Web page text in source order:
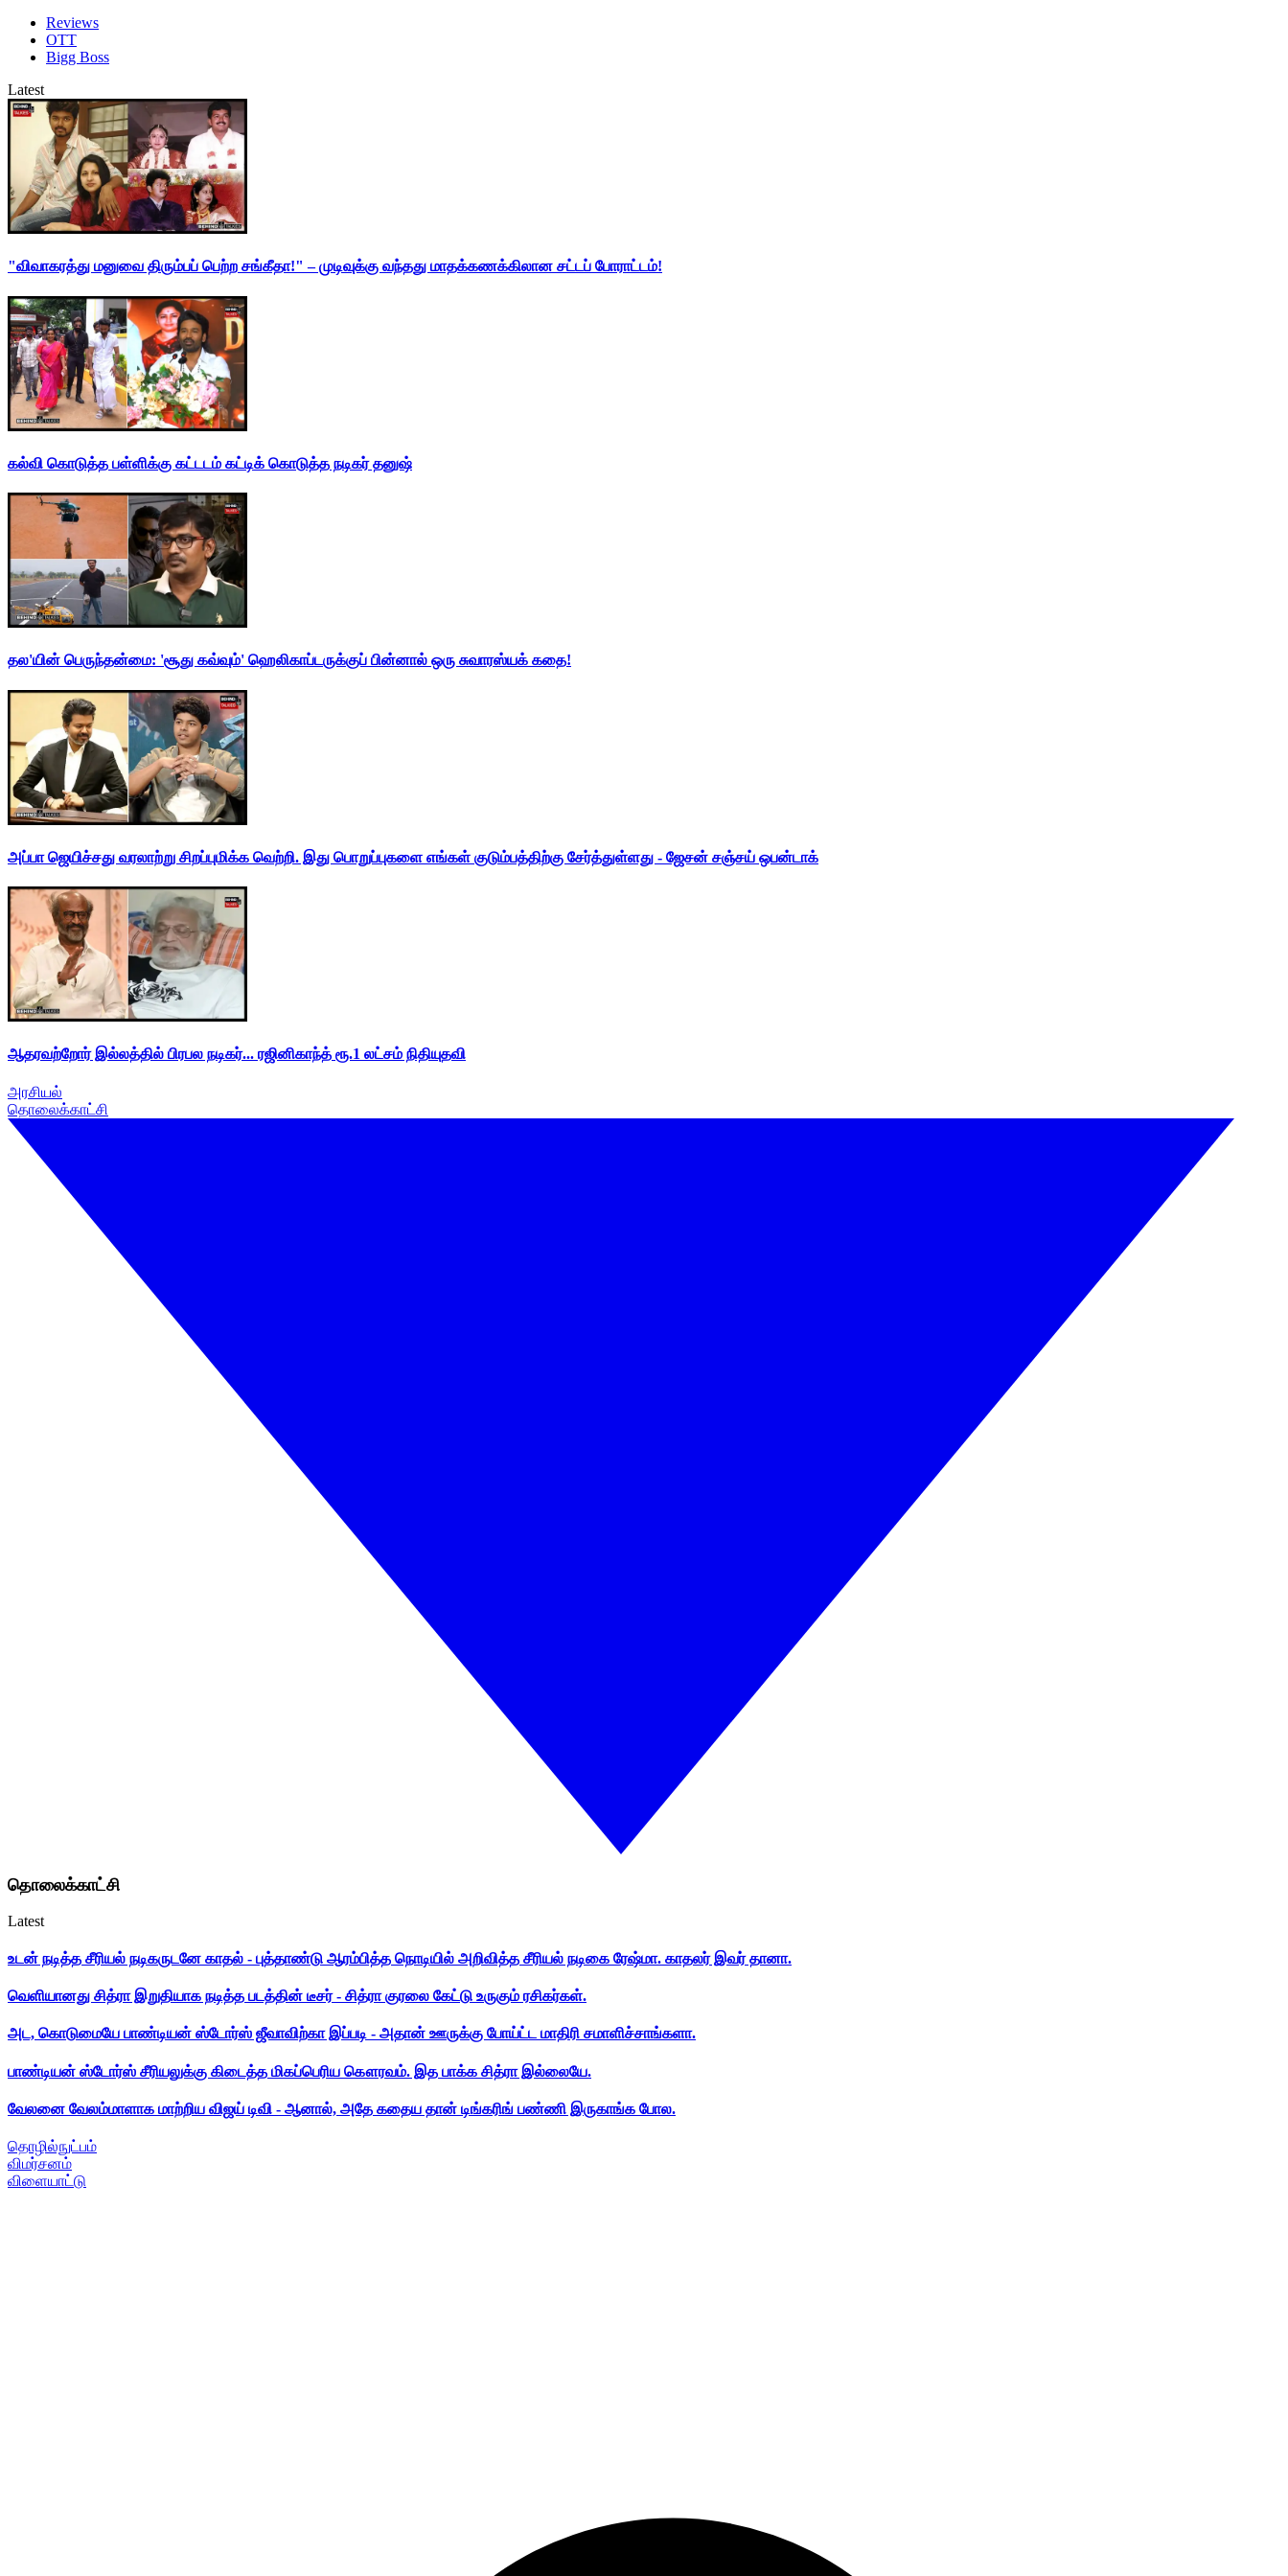
Reviews
OTT
Bigg Boss
Latest
"விவாகரத்து மனுவை திரும்பப் பெற்ற சங்கீதா!" – முடிவுக்கு வந்தது மாதக்கணக்கிலான சட்டப் போராட்டம்!
கல்வி கொடுத்த பள்ளிக்கு கட்டடம் கட்டிக் கொடுத்த நடிகர் தனுஷ்
தல'யின் பெருந்தன்மை: 'சூது கவ்வும்' ஹெலிகாப்டருக்குப் பின்னால் ஒரு சுவாரஸ்யக் கதை!
அப்பா ஜெயிச்சது வரலாற்று சிறப்புமிக்க வெற்றி. இது பொறுப்புகளை எங்கள் குடும்பத்திற்கு சேர்த்துள்ளது - ஜேசன் சஞ்சய் ஒபன்டாக்
ஆதரவற்றோர் இல்லத்தில் பிரபல நடிகர்... ரஜினிகாந்த் ரூ.1 லட்சம் நிதியுதவி
அரசியல்
தொலைக்காட்சி
தொலைக்காட்சி
Latest
உடன் நடித்த சீரியல் நடிகருடனே காதல் - புத்தாண்டு ஆரம்பித்த நொடியில் அறிவித்த சீரியல் நடிகை ரேஷ்மா. காதலர் இவர் தானா.
வெளியானது சித்ரா இறுதியாக நடித்த படத்தின் டீசர் - சித்ரா குரலை கேட்டு உருகும் ரசிகர்கள்.
அட, கொடுமையே பாண்டியன் ஸ்டோர்ஸ் ஜீவாவிற்கா இப்படி - அதான் ஊருக்கு போய்ட்ட மாதிரி சமாளிச்சாங்களா.
பாண்டியன் ஸ்டோர்ஸ் சீரியலுக்கு கிடைத்த மிகப்பெரிய கௌரவம். இத பாக்க சித்ரா இல்லையே.
வேலனை வேலம்மாளாக மாற்றிய விஜய் டிவி - ஆனால், அதே கதைய தான் டிங்கரிங் பண்ணி இருகாங்க போல.
தொழில்நுட்பம்
விமர்சனம்
விளையாட்டு